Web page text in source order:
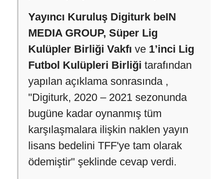
Yayıncı Kuruluş Digiturk beIN
MEDIA GROUP, Süper Lig
Kulüpler Birliği Vakfı ve 1’inci Lig
Futbol Kulüpleri Birliği tarafından
yapılan açıklama sonrasında ,
"Digiturk, 2020 – 2021 sezonunda
bugüne kadar oynanmış tüm
karşılaşmalara ilişkin naklen yayın
lisans bedelini TFF'ye tam olarak
ödemiştir" şeklinde cevap verdi.